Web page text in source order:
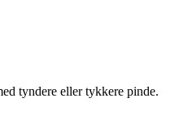
tyndere eller tykkere pinde.